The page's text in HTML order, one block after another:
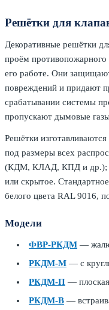
Решётки для
Декоративные решётки
проём противопожарного
его работе. Они
повреждений и придают
срабатывании системы
пропускают дымовые
Решётки
под размеры всех
(КДМ, КЛАД, КПД и др.);
или скрытое.
белого цвета RAL 9016,
Модели
ФВР‑РКДМ —
РКДМ‑М — с
РКДМ‑П —
РКДМ‑В —